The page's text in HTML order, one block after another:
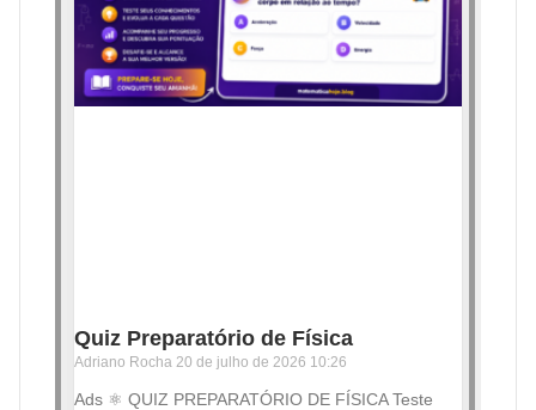
Quiz Preparatório de Física
Adriano Rocha 20 de julho de 2026 10:26
Ads ⚛️ QUIZ PREPARATÓRIO DE FÍSICA Teste